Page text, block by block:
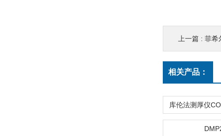
上一篇 : 菲希
相关产品：